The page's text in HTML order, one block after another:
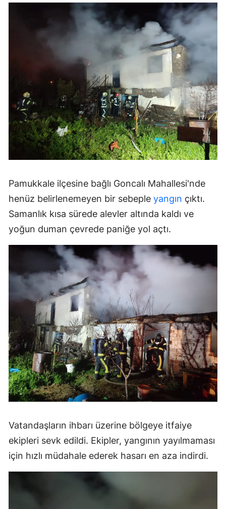
Pamukkale ilçesine bağlı Goncalı Mahallesi'nde
henüz belirlenemeyen bir sebeple yangın çıktı.
Samanlık kısa sürede alevler altında kaldı ve
yoğun duman çevrede paniğe yol açtı.
Vatandaşların ihbarı üzerine bölgeye itfaiye
ekipleri sevk edildi. Ekipler, yangının yayılmaması
için hızlı müdahale ederek hasarı en aza indirdi.